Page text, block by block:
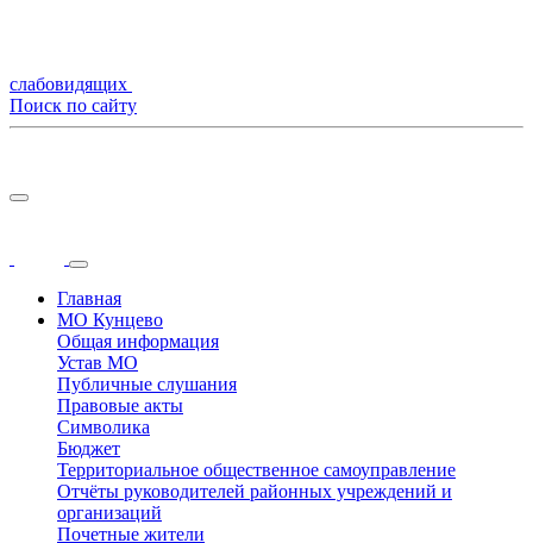
слабовидящих
Поиск по сайту
Главная
МО Кунцево
Общая информация
Устав МО
Публичные слушания
Правовые акты
Символика
Бюджет
Территориальное общественное самоуправление
Отчёты руководителей районных учреждений и
организаций
Почетные жители